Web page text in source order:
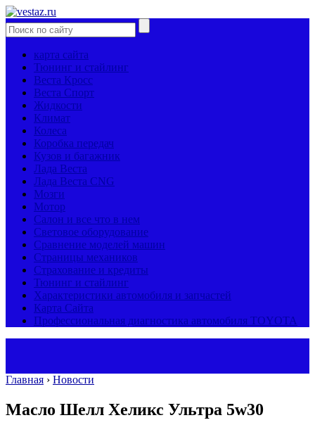
карта сайта
Тюнинг и стайлинг
Веста Кросс
Веста Спорт
Жидкости
Климат
Колеса
Коробка передач
Кузов и багажник
Лада Веста
Лада Веста CNG
Мозги
Мотор
Салон и все что в нем
Световое оборудование
Сравнение моделей машин
Страницы механиков
Страхование и кредиты
Тюнинг и стайлинг
Характеристики автомобиля и запчастей
Карта Сайта
Профессиональная диагностика автомобиля TOYOTA
Главная › Новости
Масло Шелл Хеликс Ультра 5w30